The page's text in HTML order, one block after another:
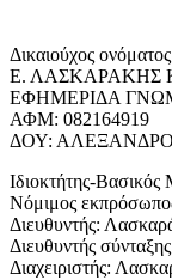
Δικαιούχος
Ε. ΛΑΣΚΑΡΑΚΗΣ
ΕΦΗΜΕΡΙΔΑ
ΑΦΜ: 082164919
ΔΟΥ:
Ιδιοκτήτης-
Νόμιμος
Διευθυντής:
Διευθυντής
Διαχειριστής: